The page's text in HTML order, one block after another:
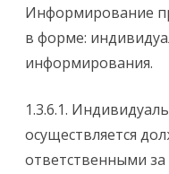
Информирование
в форме:
информирования.
1.3.6.1.
осуществляется
ответственными